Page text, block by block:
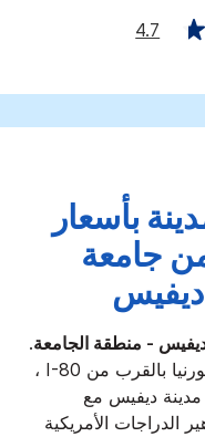
4.7
بأسعار
جامعة
ديفيس
- منطقة الجامعة.
يقع هذا الفندق في ديفيس بولاية كاليفورنيا بالقرب من I-80 ،
ديفيس مع
الدراجات الأمريكية